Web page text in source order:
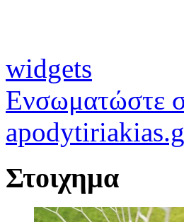
widgets
Ενσωματώστε
Στοιχημα